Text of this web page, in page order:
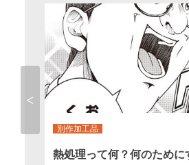
別作加工品
熱処理って何？何のために